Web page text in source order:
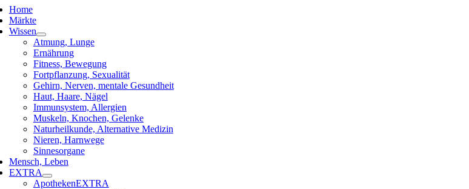
Home
Märkte
Wissen
Atmung, Lunge
Ernährung
Fitness, Bewegung
Fortpflanzung, Sexualität
Gehirn, Nerven, mentale Gesundheit
Haut, Haare, Nägel
Immunsystem, Allergien
Muskeln, Knochen, Gelenke
Naturheilkunde, Alternative Medizin
Nieren, Harnwege
Sinnesorgane
Mensch, Leben
EXTRA
ApothekenEXTRA